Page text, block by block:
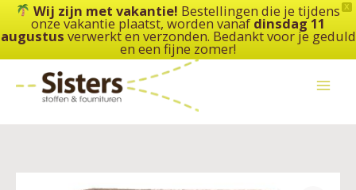
X
Wij zijn met vakantie! Bestellingen die je tijdens
onze vakantie plaatst, worden vanaf dinsdag 11
augustus verwerkt en verzonden. Bedankt voor je geduld
en een fijne zomer!
de
inhoud